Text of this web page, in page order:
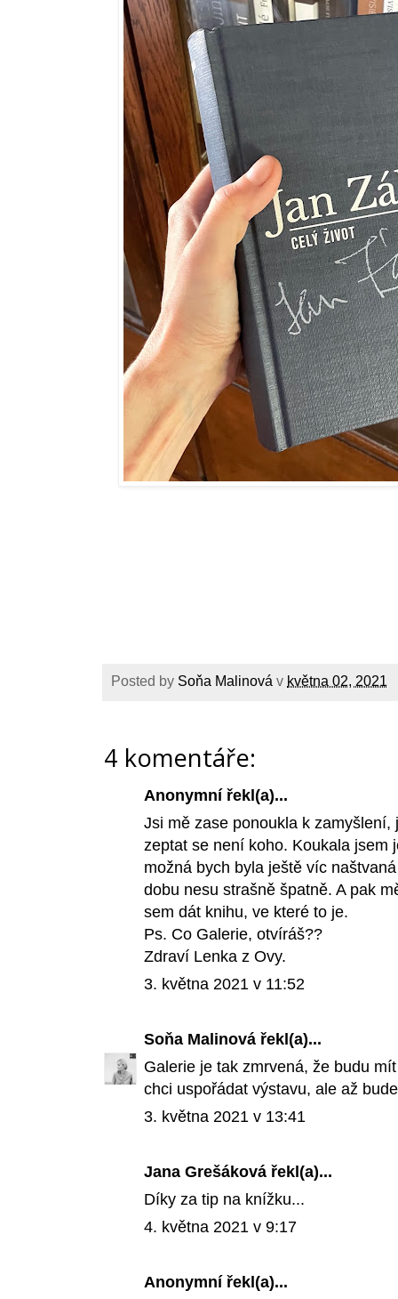
Posted by Soňa Malinová v května 02, 2021
4 komentáře:
Anonymní řekl(a)...
Jsi mě zase ponoukla k
zeptat se není koho. Koukala jsem
možná bych byla ještě víc
dobu nesu strašně špatně. A pak
sem dát knihu, ve které to je.
Ps. Co Galerie, otvíráš??
Zdraví Lenka z Ovy.
3. května 2021 v 11:52
Soňa Malinová řekl(a)...
Galerie je tak zmrvená, že budu
chci uspořádat výstavu, ale až
3. května 2021 v 13:41
Jana Grešáková řekl(a)...
Díky za tip na knížku...
4. května 2021 v 9:17
Anonymní řekl(a)...